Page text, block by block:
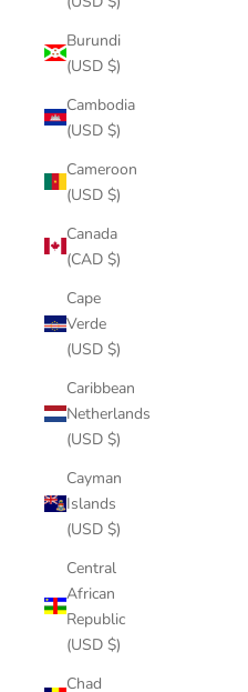
Burundi
(USD $)
Cambodia
(USD $)
Cameroon
(USD $)
Canada
(CAD $)
Cape
Verde
(USD $)
Caribbean
Netherlands
(USD $)
Cayman
Islands
(USD $)
Central
African
Republic
(USD $)
Chad